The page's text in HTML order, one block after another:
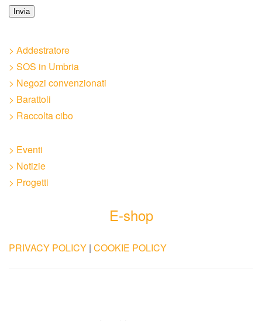
Invia
> Addestratore
> SOS in Umbria
> Negozi convenzionati
> Barattoli
> Raccolta cibo
> Eventi
> Notizie
> Progetti
E-shop
PRIVACY POLICY | COOKIE POLICY